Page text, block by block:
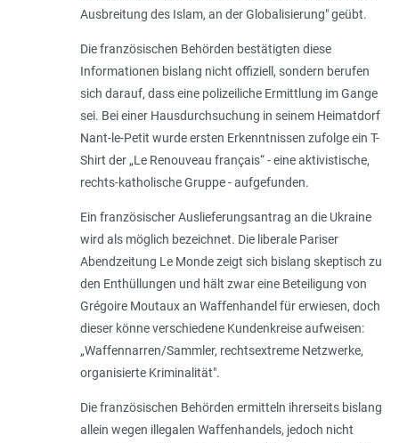
Ausbreitung des Islam, an der Globalisierung" geübt.
Die französischen Behörden bestätigten diese
Informationen bislang nicht offiziell, sondern berufen
sich darauf, dass eine polizeiliche Ermittlung im Gange
sei. Bei einer Hausdurchsuchung in seinem Heimatdorf
Nant-le-Petit wurde ersten Erkenntnissen zufolge ein T-
Shirt der „Le Renouveau français“ - eine aktivistische,
rechts-katholische Gruppe - aufgefunden.
Ein französischer Auslieferungsantrag an die Ukraine
wird als möglich bezeichnet. Die liberale Pariser
Abendzeitung Le Monde zeigt sich bislang skeptisch zu
den Enthüllungen und hält zwar eine Beteiligung von
Grégoire Moutaux an Waffenhandel für erwiesen, doch
dieser könne verschiedene Kundenkreise aufweisen:
„Waffennarren/Sammler, rechtsextreme Netzwerke,
organisierte Kriminalität".
Die französischen Behörden ermitteln ihrerseits bislang
allein wegen illegalen Waffenhandels, jedoch nicht